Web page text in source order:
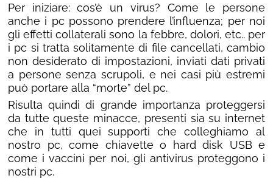
Per iniziare: cos’è un virus? Come le persone
anche i pc possono prendere l’influenza; per noi
gli effetti collaterali sono la febbre, dolori, etc.. per
i pc si tratta solitamente di file cancellati, cambio
non desiderato di impostazioni, inviati dati privati
a persone senza scrupoli, e nei casi più estremi
può portare alla “morte” del pc.
Risulta quindi di grande importanza proteggersi
da tutte queste minacce, presenti sia su internet
che in tutti quei supporti che colleghiamo al
nostro pc, come chiavette o hard disk USB e
come i vaccini per noi, gli antivirus proteggono i
nostri pc.